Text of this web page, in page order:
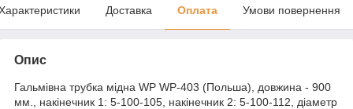
Доставка Оплата Умови повернення
Опис
Гальмівна трубка мідна WP WP-403 (Польша), довжина - 900
мм., накінечник 1: 5-100-105, накінечник 2: 5-100-112, діаметр